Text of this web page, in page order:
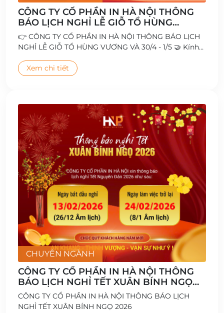
CÔNG TY CỔ PHẦN IN HÀ NỘI THÔNG
BÁO LỊCH NGHỈ LỄ GIỖ TỔ HÙNG
VƯƠNG VÀ 30/4 - 1/5
👉 CÔNG TY CỔ PHẦN IN HÀ NỘI THÔNG BÁO LỊCH
NGHỈ LỄ GIỖ TỔ HÙNG VƯƠNG VÀ 30/4 - 1/5 🤝 Kính
- Công nhân viên có kỳ nghỉ lễ vui vẻ và ý nghĩa 🥰
Xem chi tiết
CHUYÊN NGÀNH
CÔNG TY CỔ PHẦN IN HÀ NỘI THÔNG
BÁO LỊCH NGHỈ TẾT XUÂN BÍNH NGỌ
2026
CÔNG TY CỔ PHẦN IN HÀ NỘI THÔNG BÁO LỊCH
NGHỈ TẾT XUÂN BÍNH NGỌ 2026